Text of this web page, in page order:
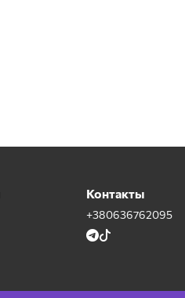
Контакты
+380636762095